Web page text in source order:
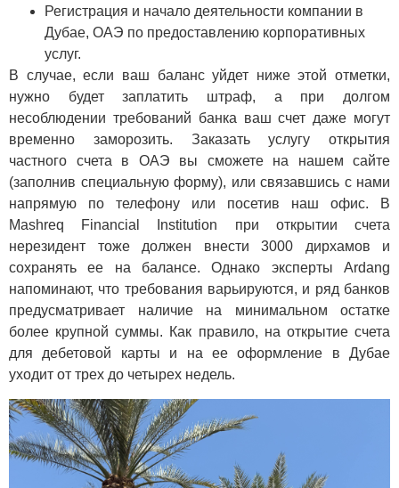
Регистрация и начало деятельности компании в
Дубае, ОАЭ по предоставлению корпоративных
услуг.
В случае, если ваш баланс уйдет ниже этой отметки,
нужно будет заплатить штраф, а при долгом
несоблюдении требований банка ваш счет даже могут
временно заморозить. Заказать услугу открытия
частного счета в ОАЭ вы сможете на нашем сайте
(заполнив специальную форму), или связавшись с нами
напрямую по телефону или посетив наш офис. В
Mashreq Financial Institution при открытии счета
нерезидент тоже должен внести 3000 дирхамов и
сохранять ее на балансе. Однако эксперты Ardang
напоминают, что требования варьируются, и ряд банков
предусматривает наличие на минимальном остатке
более крупной суммы. Как правило, на открытие счета
для дебетовой карты и на ее оформление в Дубае
уходит от трех до четырех недель.